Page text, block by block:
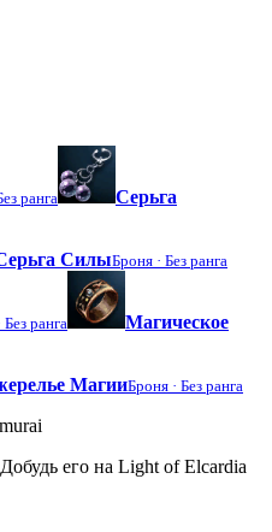
ранга Серьга
СилыБроня · Без ранга
Без ранга Магическое
МагииБроня · Без ранга
его на Light of Elcardia